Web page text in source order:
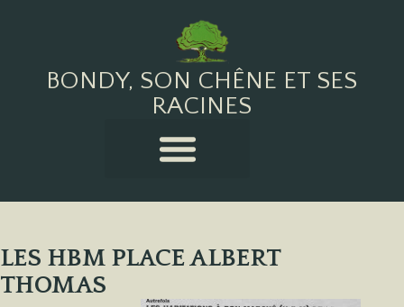
BONDY, SON CHÊNE ET SES
RACINES
LES HBM PLACE ALBERT
THOMAS